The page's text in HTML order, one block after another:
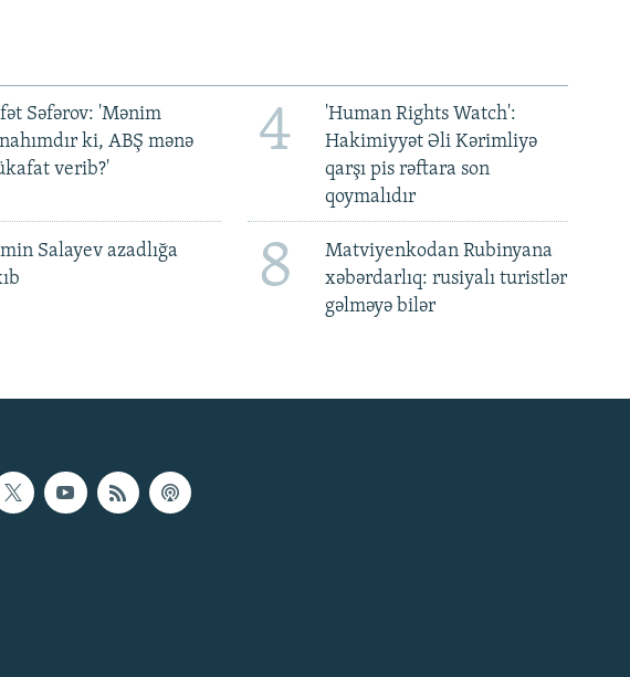
Səfərov: 'Mənim
ki, ABŞ mənə
verib?'
4
'Human Rights Watch':
Hakimiyyət Əli Kərimliyə
qarşı pis rəftara son
qoymalıdır
Salayev azadlığa
8
Matviyenkodan Rubinyana
xəbərdarlıq: rusiyalı turistlər
gəlməyə bilər